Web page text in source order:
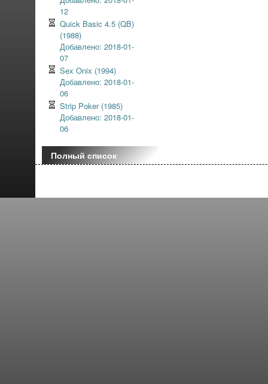
12
Quick Basic 4.5 (QB)
(1988)
Добавлено: 2018-01-
07
Sex Onix (1994)
Добавлено: 2018-01-
06
Strip Poker (1985)
Добавлено: 2018-01-
06
Полный список